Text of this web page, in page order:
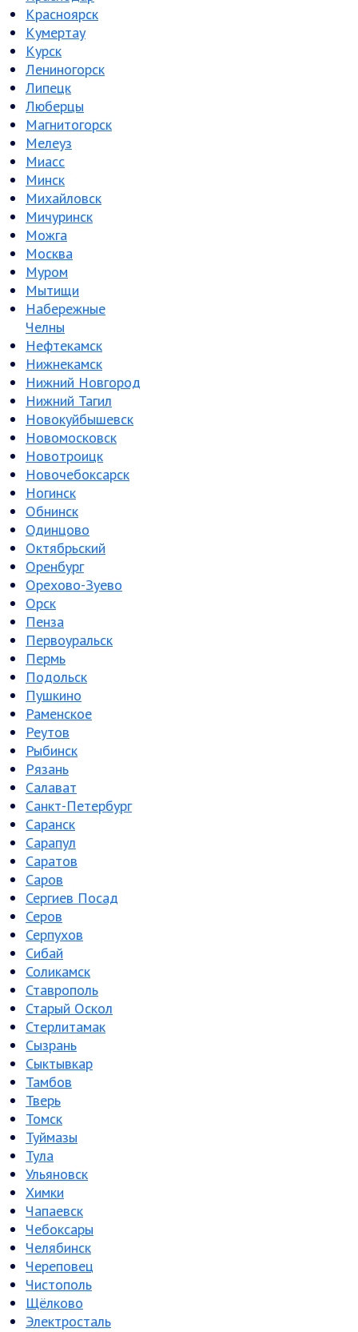
Красноярск
Кумертау
Курск
Лениногорск
Липецк
Люберцы
Магнитогорск
Мелеуз
Миасс
Минск
Михайловск
Мичуринск
Можга
Москва
Муром
Мытищи
Набережные
Челны
Нефтекамск
Нижнекамск
Нижний Новгород
Нижний Тагил
Новокуйбышевск
Новомосковск
Новотроицк
Новочебоксарск
Ногинск
Обнинск
Одинцово
Октябрьский
Оренбург
Орехово-Зуево
Орск
Пенза
Первоуральск
Пермь
Подольск
Пушкино
Раменское
Реутов
Рыбинск
Рязань
Салават
Санкт-Петербург
Саранск
Сарапул
Саратов
Саров
Сергиев Посад
Серов
Серпухов
Сибай
Соликамск
Ставрополь
Старый Оскол
Стерлитамак
Сызрань
Сыктывкар
Тамбов
Тверь
Томск
Туймазы
Тула
Ульяновск
Химки
Чапаевск
Чебоксары
Челябинск
Череповец
Чистополь
Щёлково
Электросталь